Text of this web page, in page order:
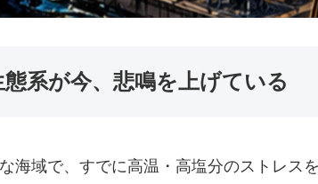
系が今、悲鳴を上げている
海域で、すでに高温・高塩分のストレス